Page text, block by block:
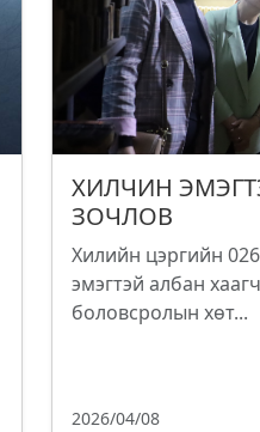
ХИЛЧИН
ЗОЧЛОВ
Хилийн цэргийн
эмэгтэй албан
боловсролын хөт...
2026/04/08